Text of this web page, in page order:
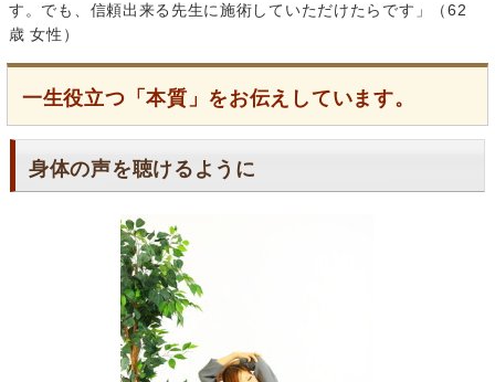
す。でも、信頼出来る先生に施術していただけたらです」（62
歳 女性）
一生役立つ「本質」をお伝えしています。
身体の声を聴けるように